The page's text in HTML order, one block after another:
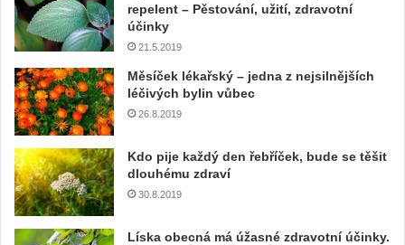
repelent – Pěstování, užití, zdravotní
účinky
21.5.2019
Měsíček lékařský – jedna z nejsilnějších
léčivých bylin vůbec
26.8.2019
Kdo pije každý den řebříček, bude se těšit
dlouhému zdraví
30.8.2019
Líska obecná má úžasné zdravotní účinky.